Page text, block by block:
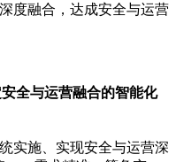
度融合，达成安全与运营
全与运营融合的智能化
实施、实现安全与运营深